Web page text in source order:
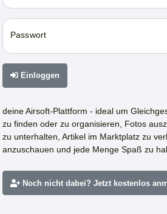
Passwort
Einloggen
deine Airsoft-Plattform - ideal um
zu finden oder zu organisieren, Fotos
zu unterhalten, Artikel im Marktplatz zu
anzuschauen und jede Menge Spaß zu
Noch nicht dabei? Jetzt kostenlos